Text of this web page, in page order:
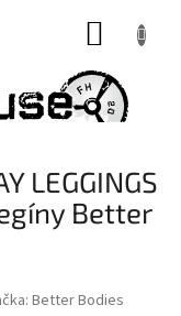
LEGGINGS
Better
Better Bodies